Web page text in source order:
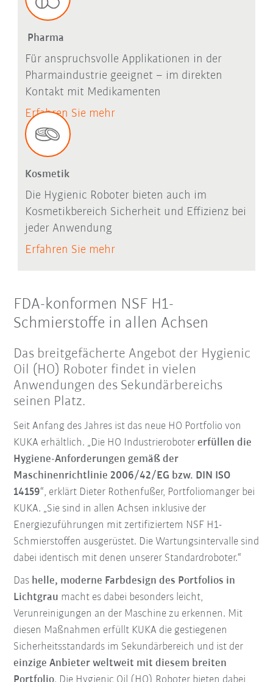
Pharma
Für anspruchsvolle Applikationen in der
Pharmaindustrie geeignet – im direkten
Kontakt mit Medikamenten
Erfahren Sie mehr
Kosmetik
Die Hygienic Roboter bieten auch im
Kosmetikbereich Sicherheit und Effizienz bei
jeder Anwendung
Erfahren Sie mehr
FDA-konformen NSF H1-
Schmierstoffe in allen Achsen
Das breitgefächerte Angebot der Hygienic
Oil (HO) Roboter findet in vielen
Anwendungen des Sekundärbereichs
seinen Platz.
Seit Anfang des Jahres ist das neue HO Portfolio von
KUKA erhältlich. „Die HO Industrierobotererfüllen die
Hygiene-Anforderungen gemäß der
Maschinenrichtlinie 2006/42/EG bzw. DIN ISO
14159“, erklärt Dieter Rothenfußer, Portfoliomanger bei
KUKA. „Sie sind in allen Achsen inklusive der
Energiezuführungen mit zertifiziertem NSF H1-
Schmierstoffen ausgerüstet. Die Wartungsintervalle sind
dabei identisch mit denen unserer Standardroboter.“
Das helle, moderne Farbdesign des Portfolios in
Lichtgrau macht es dabei besonders leicht,
Verunreinigungen an der Maschine zu erkennen. Mit
diesen Maßnahmen erfüllt KUKA die gestiegenen
Sicherheitsstandards im Sekundärbereich und ist der
einzige Anbieter weltweit mit diesem breiten